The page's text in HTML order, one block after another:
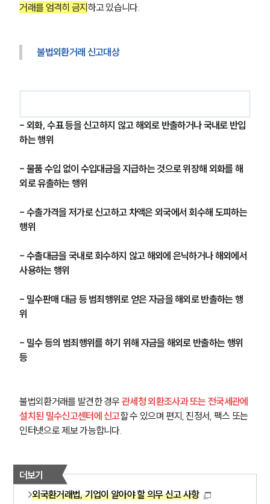
거래를 엄격히 금지 하고 있습니다.
불법외환거래 신고대상
- 외화, 수표 등을 신고하지 않고 해외로 반출하거나 국내로 반입
하는 행위
- 물품 수입 없이 수입대금을 지급하는 것으로 위장해 외화를 해
외로 유출하는 행위
- 수출가격을 저가로 신고하고 차액은 외국에서 회수해 도피하는
행위
- 수출대금을 국내로 회수하지 않고 해외에 은닉하거나 해외에서
사용하는 행위
- 밀수판매 대금 등 범죄행위로 얻은 자금을 해외로 반출하는 행
위
- 밀수 등의 범죄행위를 하기 위해 자금을 해외로 반출하는 행위
등
불법외환거래를 발견한 경우 관세청 외환조사과 또는 전국세관에
설치된 밀수신고센터에 신고할 수 있으며 편지, 진정서, 팩스 또는
인터넷으로 제보 가능합니다.
더보기
외국환거래법, 기업이 알아야 할 의무 신고 사항